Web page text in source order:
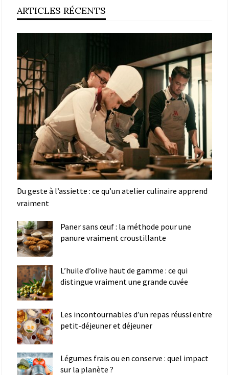
ARTICLES RÉCENTS
Du geste à l’assiette : ce qu’un atelier culinaire apprend
vraiment
Paner sans œuf : la méthode pour une
panure vraiment croustillante
L’huile d’olive haut de gamme : ce qui
distingue vraiment une grande cuvée
Les incontournables d’un repas réussi entre
petit-déjeuner et déjeuner
Légumes frais ou en conserve : quel impact
sur la planète ?